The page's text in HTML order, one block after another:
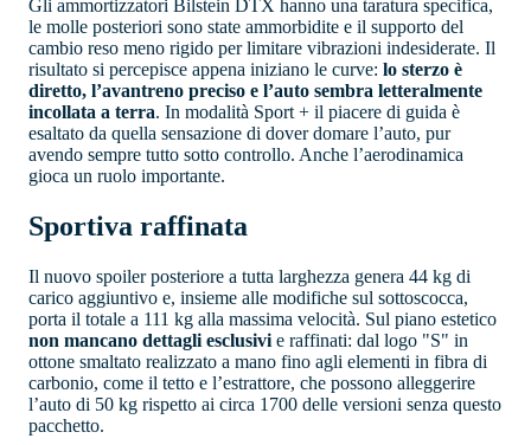
Gli ammortizzatori Bilstein DTX hanno una taratura specifica,
le molle posteriori sono state ammorbidite e il supporto del
cambio reso meno rigido per limitare vibrazioni indesiderate. Il
risultato si percepisce appena iniziano le curve: lo sterzo è
diretto, l’avantreno preciso e l’auto sembra letteralmente
incollata a terra. In modalità Sport + il piacere di guida è
esaltato da quella sensazione di dover domare l’auto, pur
avendo sempre tutto sotto controllo. Anche l’aerodinamica
gioca un ruolo importante.
Sportiva raffinata
Il nuovo spoiler posteriore a tutta larghezza genera 44 kg di
carico aggiuntivo e, insieme alle modifiche sul sottoscocca,
porta il totale a 111 kg alla massima velocità. Sul piano estetico
non mancano dettagli esclusivi e raffinati: dal logo "S" in
ottone smaltato realizzato a mano fino agli elementi in fibra di
carbonio, come il tetto e l’estrattore, che possono alleggerire
l’auto di 50 kg rispetto ai circa 1700 delle versioni senza questo
pacchetto.